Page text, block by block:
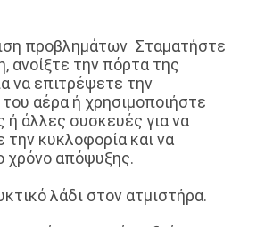
προβλημάτων ️ Σταματήστε
ανοίξτε την πόρτα της
να επιτρέψετε την
αέρα ή χρησιμοποιήστε
ή άλλες συσκευές για να
την κυκλοφορία και να
χρόνο απόψυξης.
λάδι στον ατμιστήρα.